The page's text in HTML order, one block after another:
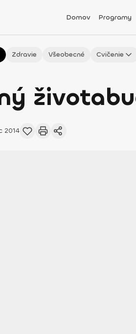
Domov Programy
Zdravie Všeobecné Cvičenie
2014